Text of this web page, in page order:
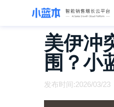
美伊冲
围？小
发布时间:2026/03/23